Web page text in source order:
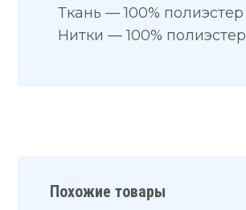
Ткань — 100% полиэстер
Нитки — 100% полиэстер
Похожие товары